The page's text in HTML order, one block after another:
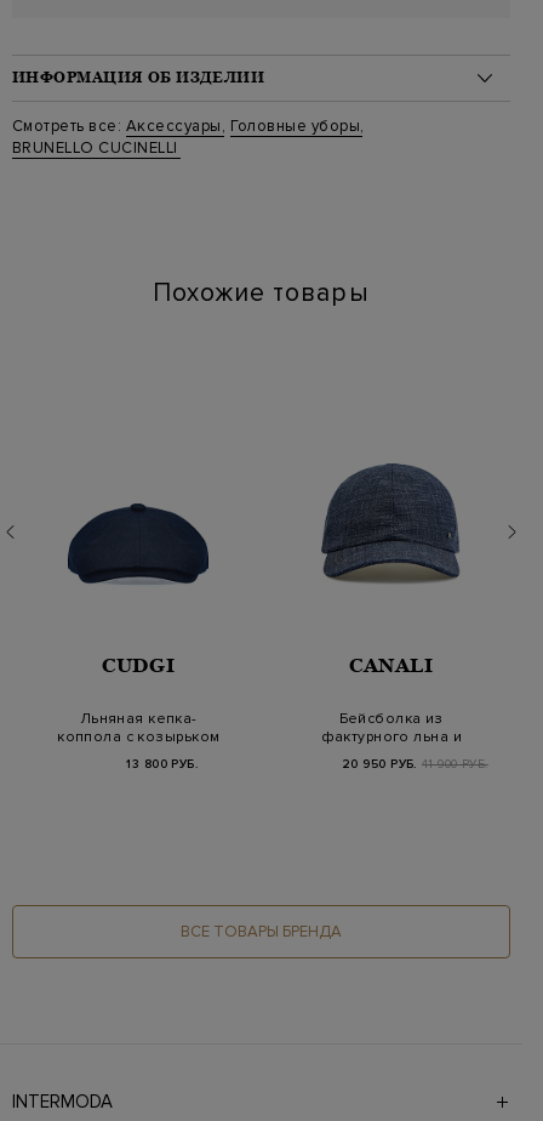
ИНФОРМАЦИЯ ОБ ИЗДЕЛИИ
Материал: хлопок 99%, эластан 1%
Стиль: Бейсболки
Цвет: Серый
Смотреть все: Аксессуары, Головные уборы,
BRUNELLO CUCINELLI
Похожие товары
CUDGI
Льняная кепка-
коппола с козырьком
13 800 РУБ.
CANALI
Бейсболка из
фактурного льна и
ремешк…
20 950 РУБ. 41 900 РУБ.
ВСЕ ТОВАРЫ БРЕНДА
INTERMODA